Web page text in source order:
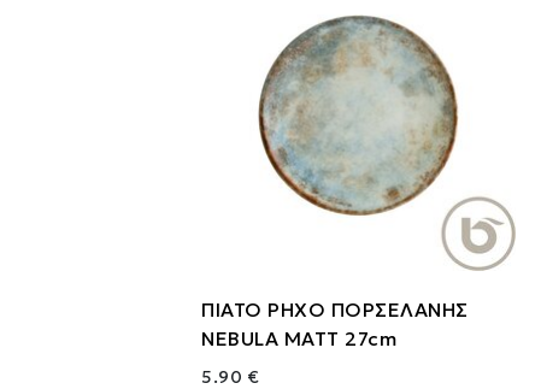
ΠΙΑΤΟ ΡΗΧΟ ΠΟΡΣΕΛΑΝΗΣ
NEBULA MATT 27cm
5.90 €